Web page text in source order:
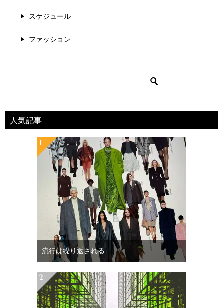
スケジュール
ファッション
人気記事
流行は繰り返される